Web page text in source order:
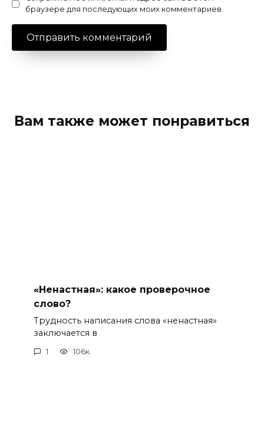
браузере для последующих моих комментариев.
Вам также может понравиться
«Ненастная»: какое проверочное
слово?
Трудность написания слова «ненастная»
заключается в
1 106к.